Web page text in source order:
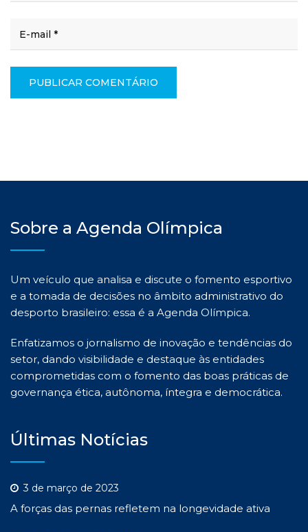
Sobre a Agenda Olímpica
Um veículo que analisa e discute o fomento esportivo
e a tomada de decisões no âmbito administrativo do
desporto brasileiro: essa é a Agenda Olímpica.
Enfatizamos o jornalismo de inovação e tendências do
setor, dando visibilidade e destaque às entidades
comprometidas com o fomento das boas práticas de
governança ética, autônoma, íntegra e democrática.
Últimas Notícias
3 de março de 2023
A forças das pernas refletem na longevidade ativa